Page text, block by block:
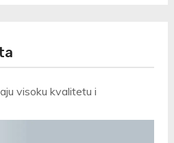
visoku kvalitetu i